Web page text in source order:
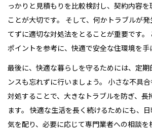
っかりと見積もりを比較検討し、契約内容
ことが大切です。 そして、何かトラブルが
てずに適切な対処法をとることが重要です。
ポイントを参考に、快適で安全な住環境を手
最後に、快適な暮らしを守るためには、定
ンスも忘れずに行いましょう。 小さな不具
対処することで、大きなトラブルを防ぎ、長
ます。 快適な生活を長く続けるためにも、
気を配り、必要に応じて専門業者への相談